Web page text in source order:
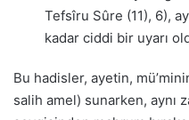
Tefsîru Sûre (11), 6),
kadar ciddi bir uyarı
Bu hadisler, ayetin,
salih amel) sunarken, aynı